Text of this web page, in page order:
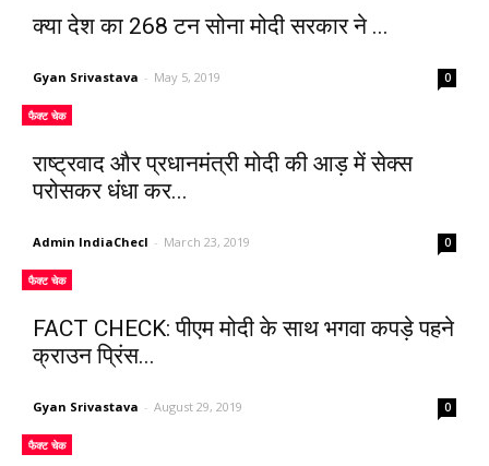
क्या देश का 268 टन सोना मोदी सरकार ने ...
Gyan Srivastava - May 5, 2019 0
फैक्ट चेक
राष्ट्रवाद और प्रधानमंत्री मोदी की आड़ में सेक्स
परोसकर धंधा कर...
Admin IndiaChecl - March 23, 2019 0
फैक्ट चेक
FACT CHECK: पीएम मोदी के साथ भगवा कपड़े पहने
क्राउन प्रिंस...
Gyan Srivastava - August 29, 2019 0
फैक्ट चेक